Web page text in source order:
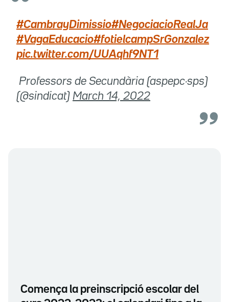
#CambrayDimissio#NegociacioRealJa
#VagaEducacio#fotielcampSrGonzalez
pic.twitter.com/UUAqhf9NT1
 Professors de Secundària (aspepc·sps)
(@sindicat) March 14, 2022
Comença la preinscripció escolar del